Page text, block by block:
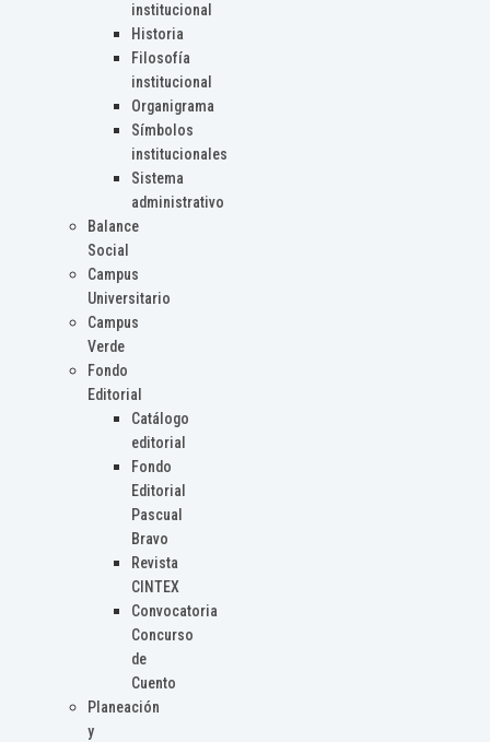
institucional
Historia
Filosofía
institucional
Organigrama
Símbolos
institucionales
Sistema
administrativo
Balance
Social
Campus
Universitario
Campus
Verde
Fondo
Editorial
Catálogo
editorial
Fondo
Editorial
Pascual
Bravo
Revista
CINTEX
Convocatoria
Concurso
de
Cuento
Planeación
y